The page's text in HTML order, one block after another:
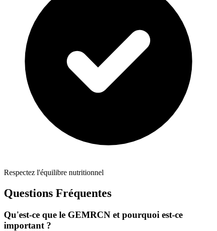
Respectez l'équilibre nutritionnel
Questions Fréquentes
Qu'est-ce que le GEMRCN et pourquoi est-ce
important ?